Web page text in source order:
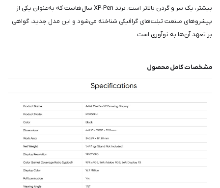
بیشتر، یک سر و گردن بالاتر است. برند XP-Pen سال‌هاست که به‌عنوان یکی از
پیشروهای صنعت تبلت‌های گرافیکی شناخته می‌شود و این مدل جدید، گواهی
بر تعهد آن‌ها به نوآوری است.
مشخصات کامل محصول